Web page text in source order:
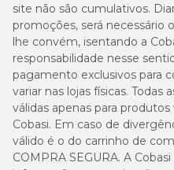
site não são cumulativos.
promoções, será necessário
lhe convém, isentando a
responsabilidade nesse
pagamento exclusivos para
variar nas lojas físicas. Todas
válidas apenas para
Cobasi. Em caso de
válido é o do carrinho de
COMPRA SEGURA. A